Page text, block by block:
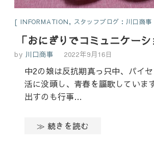
INFORMATION, スタッフブログ：川口商事
「おにぎりでコミュニケーシ
by 川口商事 2022年9月16日
中2の娘は反抗期真っ只中、パイ
活に没頭し、青春を謳歌していま
出すのも行事…
≫ 続きを読む